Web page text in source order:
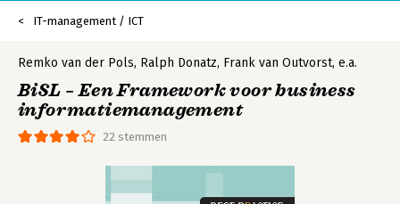
IT-management / ICT
22 stemmen
Remko van der Pols, Ralph Donatz, Frank van Outvorst, e.a.
BiSL – Een Framework voor business
informatiemanagement